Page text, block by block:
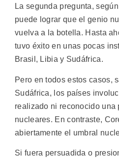
La segunda pregunta,
puede lograr que el genio
vuelva a la botella. Hasta
tuvo éxito en unas pocas
Brasil, Libia y Sudáfrica.
Pero en todos estos casos,
Sudáfrica, los países
realizado ni reconocido una
nucleares. En contraste,
abiertamente el umbral
Si fuera persuadida o